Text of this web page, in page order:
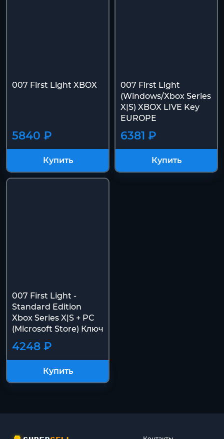
007 First Light XBOX
5840 ₽
Купить
007 First Light
(Windows/Xbox Series
X|S) XBOX LIVE Key
EUROPE
6381 ₽
Купить
007 First Light -
Standard Edition
Xbox Series X|S + PC
(Microsoft Store) Ключ
4248 ₽
Купить